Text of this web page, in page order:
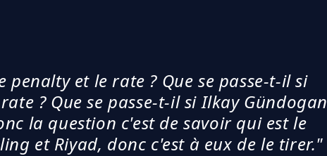
et le rate ? Que se passe-t-il si
? Que se passe-t-il si Ilkay Gündogan
la question c'est de savoir qui est le
et Riyad, donc c'est à eux de le tirer."